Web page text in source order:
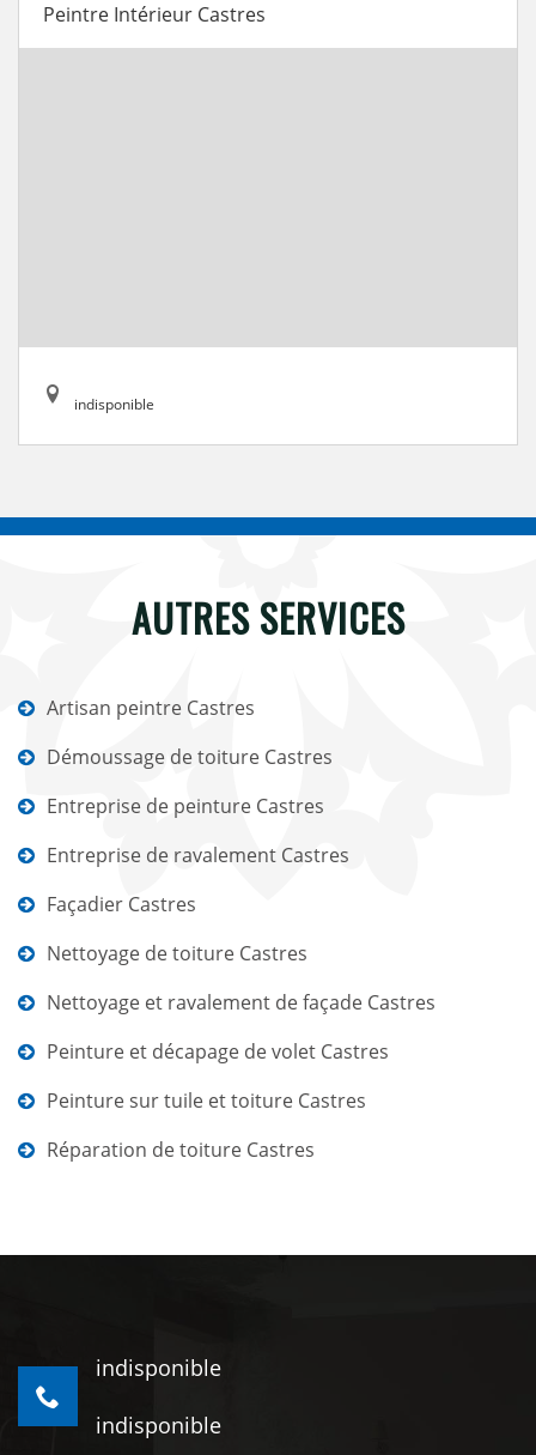
Peintre Intérieur Castres
indisponible
AUTRES SERVICES
Artisan peintre Castres
Démoussage de toiture Castres
Entreprise de peinture Castres
Entreprise de ravalement Castres
Façadier Castres
Nettoyage de toiture Castres
Nettoyage et ravalement de façade Castres
Peinture et décapage de volet Castres
Peinture sur tuile et toiture Castres
Réparation de toiture Castres
indisponible
indisponible